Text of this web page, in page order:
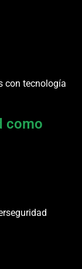
con tecnología
como